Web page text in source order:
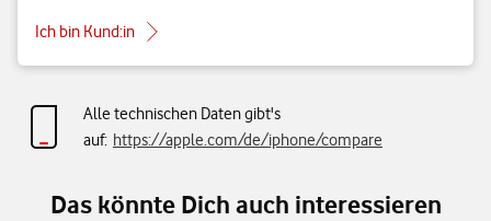
Ich bin Kund:in
Alle technischen Daten gibt's
auf: https://apple.com/de/iphone/compare
Das könnte Dich auch interessieren